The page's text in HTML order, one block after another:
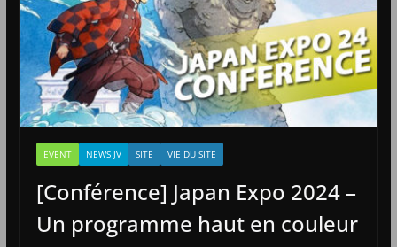
EVENT NEWS JV SITE VIE DU SITE
[Conférence] Japan Expo 2024 –
Un programme haut en couleur